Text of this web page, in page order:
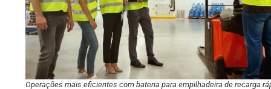
Operações mais eficientes com bateria para empilhadeira de recarga